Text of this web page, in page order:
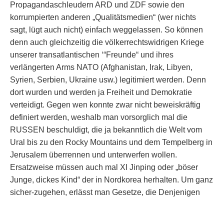
Propagandaschleudern ARD und ZDF sowie den
korrumpierten anderen „Qualitätsmedien“ (wer nichts
sagt, lügt auch nicht) einfach weggelassen. So können
denn auch gleichzeitig die völkerrechtswidrigen Kriege
unserer transatlantischen ‘“Freunde“ und ihres
verlängerten Arms NATO (Afghanistan, Irak, Libyen,
Syrien, Serbien, Ukraine usw.) legitimiert werden. Denn
dort wurden und werden ja Freiheit und Demokratie
verteidigt. Gegen wen konnte zwar nicht beweiskräftig
definiert werden, weshalb man vorsorglich mal die
RUSSEN beschuldigt, die ja bekanntlich die Welt vom
Ural bis zu den Rocky Mountains und dem Tempelberg in
Jerusalem überrennen und unterwerfen wollen.
Ersatzweise müssen auch mal XI Jinping oder „böser
Junge, dickes Kind“ der in Nordkorea herhalten. Um ganz
sicher-zugehen, erlässt man Gesetze, die Denjenigen